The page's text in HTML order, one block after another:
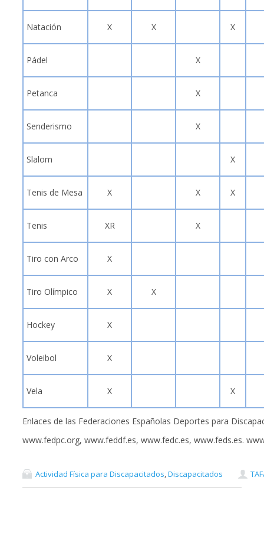
Natación X X X
Pádel X
Petanca X
Senderismo X
Slalom X
Tenis de Mesa X X X
Tenis XR X
Tiro con Arco X
Tiro Olímpico X X
Hockey X
Voleibol X
Vela X X
Enlaces de las Federaciones Españolas Deportes para
www.fedpc.org, www.feddf.es, www.fedc.es, www.feds.es.
Actividad Física para Discapacitados,Discapacitados